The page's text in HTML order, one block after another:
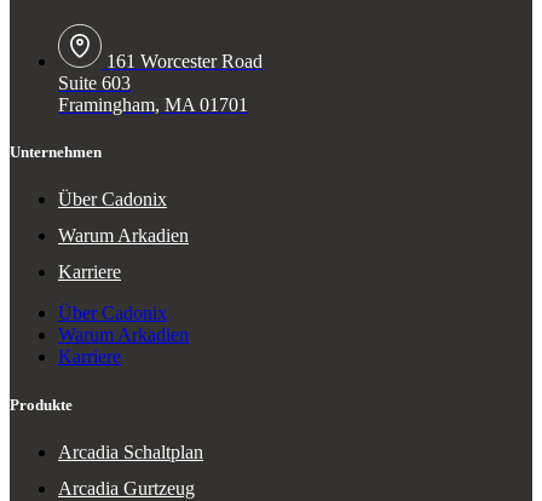
161 Worcester Road
Suite 603
Framingham, MA 01701
Unternehmen
Über Cadonix
Warum Arkadien
Karriere
Über Cadonix
Warum Arkadien
Karriere
Produkte
Arcadia Schaltplan
Arcadia Gurtzeug